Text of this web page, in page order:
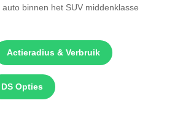
binnen het SUV middenklasse
Actieradius & Verbruik
DS Opties